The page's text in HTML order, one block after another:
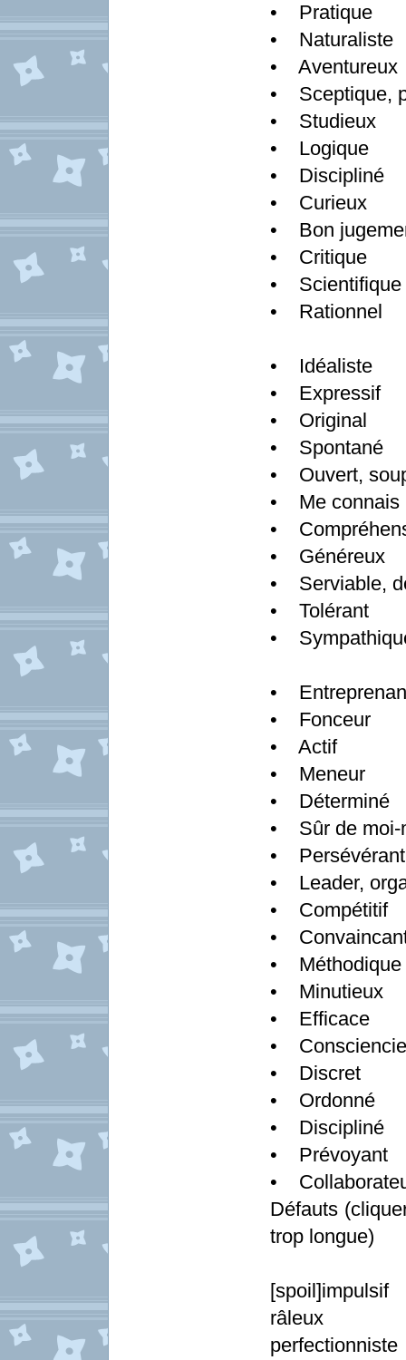
• Pratique
• Naturaliste
•
• Sceptique,
• Studieux
• Logique
• Discipliné
• Curieux
• Bon
• Critique
• Scientifique
• Rationnel
• Idéaliste
• Expressif
• Original
• Spontané
• Ouvert,
• Me connais
•
• Généreux
• Serviable,
• Tolérant
•
•
• Fonceur
• Actif
• Meneur
• Déterminé
• Sûr de moi-
• Persévérant
• Leader,
• Compétitif
•
• Méthodique
• Minutieux
• Efficace
•
• Discret
• Ordonné
• Discipliné
• Prévoyant
•
Défauts
trop longue)
[spoil]impulsif
râleux
perfectionniste